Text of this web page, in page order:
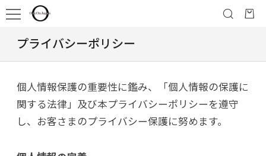
プライバシーポリシー
個人情報保護の重要性に鑑み、「個人情報の保護に
関する法律」及び本プライバシーポリシーを遵守
し、お客さまのプライバシー保護に努めます。